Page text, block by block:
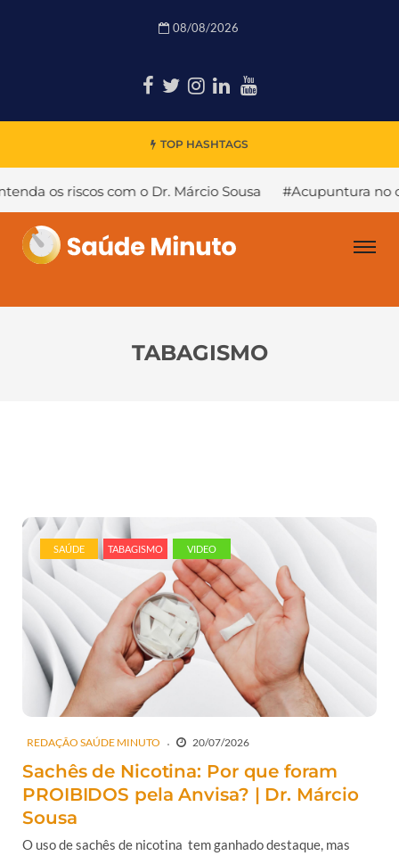
08/08/2026
TOP HASHTAGS
riscos com o Dr. Márcio Sousa #Acupuntura no
TABAGISMO
SAÚDE TABAGISMO VIDEO
REDAÇÃO SAÚDE MINUTO 20/07/2026
Sachês de Nicotina: Por que foram
PROIBIDOS pela Anvisa? | Dr. Márcio
Sousa
O uso de sachês de nicotina tem ganhado destaque, mas